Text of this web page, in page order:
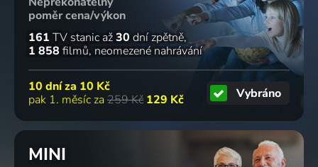
poměr cena/výkon
161 TV stanic až30 dní zpětně
1 858 filmů neomezené nahrávání
10 dní za 10 Kč
pak 1. měsíc za 259 Kč 129 Kč Vybráno
MINI